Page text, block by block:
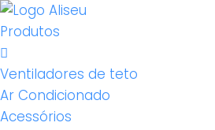
Produtos
Ventiladores de teto
Ar Condicionado
Acessórios